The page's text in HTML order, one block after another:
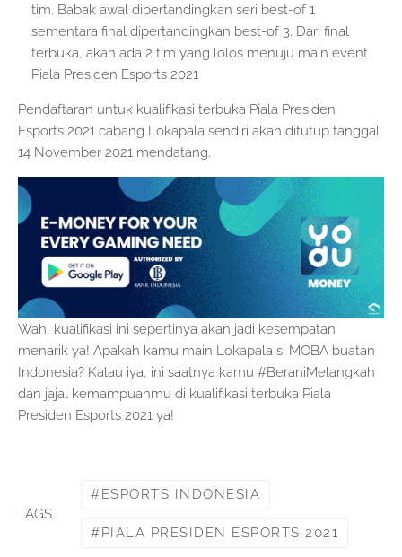
tim. Babak awal dipertandingkan seri best-of 1
sementara final dipertandingkan best-of 3. Dari final
terbuka, akan ada 2 tim yang lolos menuju main event
Piala Presiden Esports 2021
Pendaftaran untuk kualifikasi terbuka Piala Presiden
Esports 2021 cabang Lokapala sendiri akan ditutup tanggal
14 November 2021 mendatang.
Wah, kualifikasi ini sepertinya akan jadi kesempatan
menarik ya! Apakah kamu main Lokapala si MOBA buatan
Indonesia? Kalau iya, ini saatnya kamu #BeraniMelangkah
dan jajal kemampuanmu di kualifikasi terbuka Piala
Presiden Esports 2021 ya!
TAGS
ESPORTS INDONESIA
PIALA PRESIDEN ESPORTS 2021